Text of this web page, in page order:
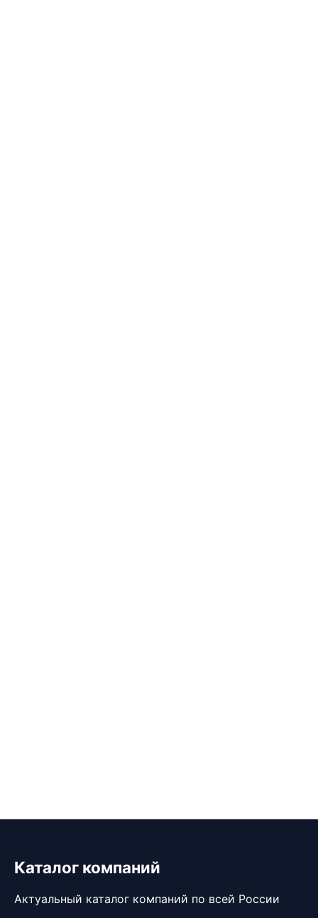
Каталог компаний
Актуальный каталог компаний по всей России